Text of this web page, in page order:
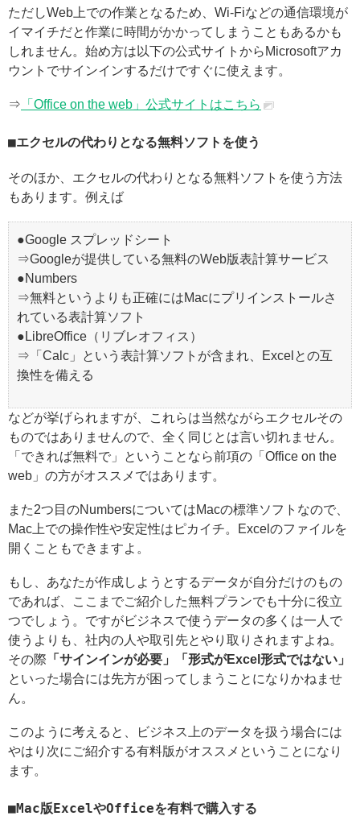
ただしWeb上での作業となるため、Wi-Fiなどの通信環境が
イマイチだと作業に時間がかかってしまうこともあるかも
しれません。始め方は以下の公式サイトからMicrosoftアカ
ウントでサインインするだけですぐに使えます。
⇒ 「Office on the web」公式サイトはこちら
エクセルの代わりとなる無料ソフトを使う
そのほか、エクセルの代わりとなる無料ソフトを使う方法
もあります。例えば
●Google スプレッドシート
⇒Googleが提供している無料のWeb版表計算サービス
●Numbers
⇒無料というよりも正確にはMacにプリインストールさ
れている表計算ソフト
●LibreOffice（リブレオフィス）
⇒「Calc」という表計算ソフトが含まれ、Excelとの互
換性を備える
などが挙げられますが、これらは当然ながらエクセルその
ものではありませんので、全く同じとは言い切れません。
「できれば無料で」ということなら前項の「Office on the
web」の方がオススメではあります。
また2つ目のNumbersについてはMacの標準ソフトなので、
Mac上での操作性や安定性はピカイチ。Excelのファイルを
開くこともできますよ。
もし、あなたが作成しようとするデータが自分だけのもの
であれば、ここまでご紹介した無料プランでも十分に役立
つでしょう。ですがビジネスで使うデータの多くは一人で
使うよりも、社内の人や取引先とやり取りされますよね。
その際 「サインインが必要」「形式がExcel形式ではない」
といった場合には先方が困ってしまうことになりかねませ
ん。
このように考えると、ビジネス上のデータを扱う場合には
やはり次にご紹介する有料版がオススメということになり
ます。
Mac版ExcelやOfficeを有料で購入する